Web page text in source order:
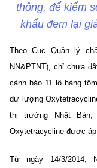
thông, để kiểm
khẩu đem lại
Theo Cục Quản lý
NN&PTNT), chỉ chưa
cảnh báo 11 lô hàng
dư lượng
thị trường Nhật
Oxytetracycline được áp
Từ ngày 14/3/